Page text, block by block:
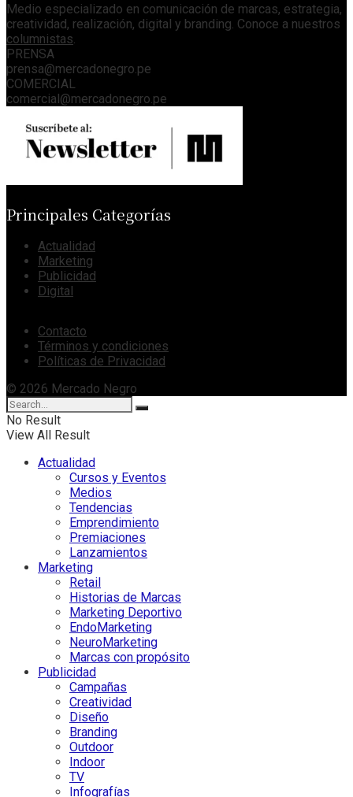
Medio especializado en comunicación de marcas, estrategia,
creatividad, realización, digital y branding. Conoce a nuestros
columnistas.
PRENSA
prensa@mercadonegro.pe
COMERCIAL
comercial@mercadonegro.pe
Principales Categorías
Actualidad
Marketing
Publicidad
Digital
Contacto
Términos y condiciones
Políticas de Privacidad
© 2026 Mercado Negro
No Result
View All Result
Actualidad
Cursos y Eventos
Medios
Tendencias
Emprendimiento
Premiaciones
Lanzamientos
Marketing
Retail
Historias de Marcas
Marketing Deportivo
EndoMarketing
NeuroMarketing
Marcas con propósito
Publicidad
Campañas
Creatividad
Diseño
Branding
Outdoor
Indoor
TV
Infografías